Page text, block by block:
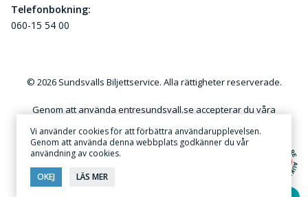
Telefonbokning:
060-15 54 00
© 2026 Sundsvalls Biljettservice. Alla rättigheter reserverade.
Genom att använda entresundsvall.se accepterar du våra
innehållet på denna webbplats utan skriftlig tillåtelse är förbjudet.
Vi använder cookies för att förbättra användarupplevelsen.
Genom att använda denna webbplats godkänner du vår
användning av cookies.
OKEJ
LÄS MER